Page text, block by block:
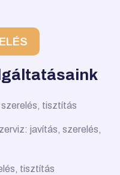
tisztítás
javítás, szerelés,
tisztítás